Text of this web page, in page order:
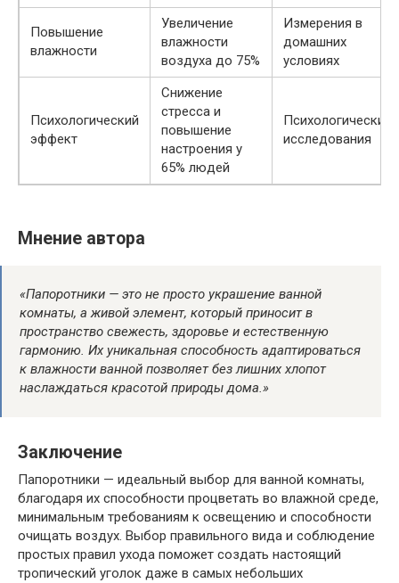
Повышение
влажности
Увеличение
влажности
воздуха до 75%
Измерения в
домашних
условиях
Психологический
эффект
Снижение
стресса и
повышение
настроения у
65% людей
Психологические
исследования
Мнение автора
«Папоротники — это не просто украшение ванной
комнаты, а живой элемент, который приносит в
пространство свежесть, здоровье и естественную
гармонию. Их уникальная способность адаптироваться
к влажности ванной позволяет без лишних хлопот
наслаждаться красотой природы дома.»
Заключение
Папоротники — идеальный выбор для ванной комнаты,
благодаря их способности процветать во влажной среде,
минимальным требованиям к освещению и способности
очищать воздух. Выбор правильного вида и соблюдение
простых правил ухода поможет создать настоящий
тропический уголок даже в самых небольших